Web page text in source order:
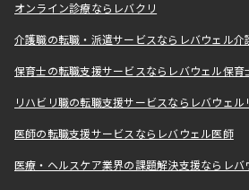
オンライン診療ならレバクリ
介護職の転職・派遣サービスならレバウェル介
保育士の転職支援サービスならレバウェル保育
リハビリ職の転職支援サービスならレバウェル
医師の転職支援サービスならレバウェル医師
医療・ヘルスケア業界の課題解決支援ならレバ